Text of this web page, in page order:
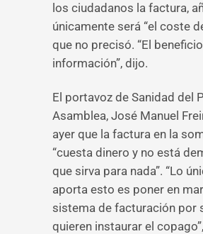
los ciudadanos la factura,
únicamente será “el coste
que no precisó. “El
información”, dijo.
El portavoz de Sanidad del
Asamblea, José Manuel
ayer que la factura en la
“cuesta dinero y no está
que sirva para nada”. “Lo
aporta esto es poner en
sistema de facturación por
quieren instaurar el